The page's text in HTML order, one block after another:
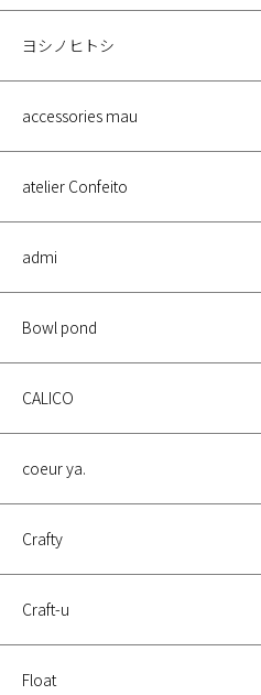
ヨシノヒトシ
accessories mau
atelier Confeito
admi
Bowl pond
CALICO
coeur ya.
Crafty
Craft-u
Float